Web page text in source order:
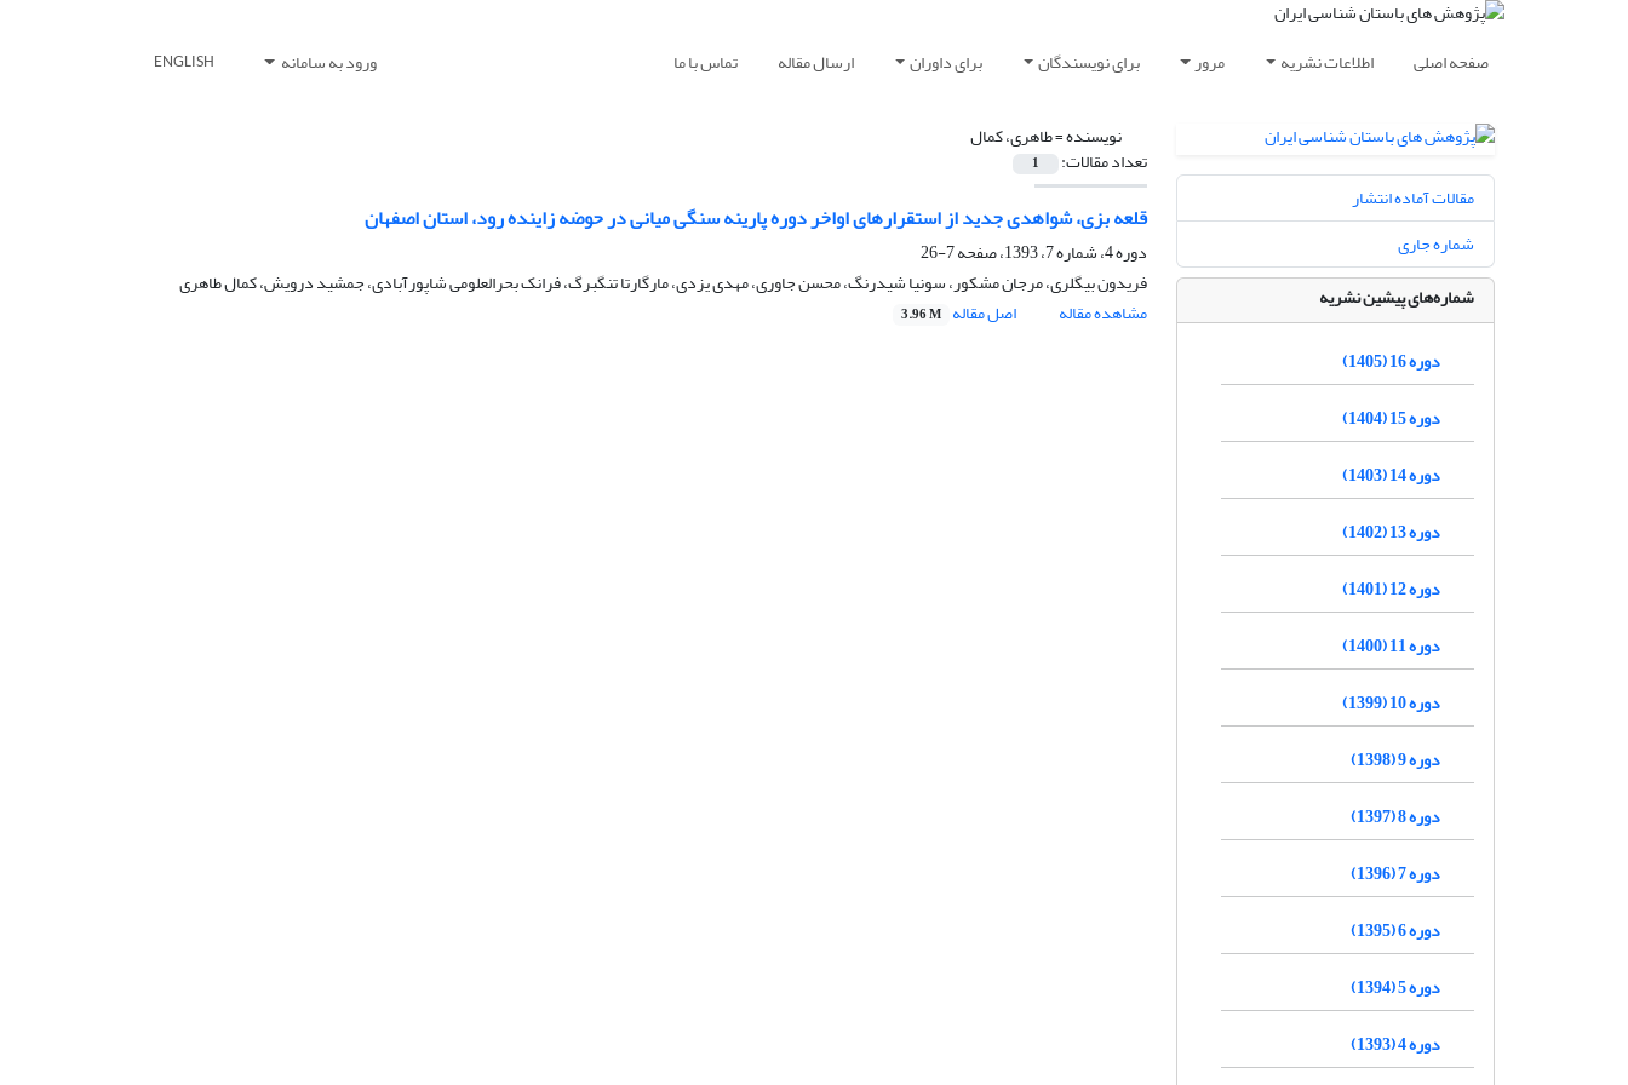
صفحه اصلی اطلاعات نشریه مرور برای نویسندگان برای داوران ارسال مقاله تماس با ما ورود به سامانه ENGLISH
نویسنده =طاهری، کمال
تعداد مقالات: 1
قلعه بزی، شواهدی جدید از استقرارهای اواخر دوره پارینه سنگی میانی در حوضه زاینده رود، استان اصفهان
دوره 4، شماره 7، 1393، صفحه
7-26
فریدون بیگلری، مرجان مشکور، سونیا شیدرنگ، محسن جاوری، مهدی یزدی، مارگارتا تنگبرگ، فرانک بحرالعلومی شاپورآبادی، جمشید درویش، کمال طاهری
مشاهده مقاله
اصل مقاله 3.96 M
مقالات آماده انتشار
شماره جاری
شماره‌های پیشین نشریه
دوره 16 (1405)
دوره 15 (1404)
دوره 14 (1403)
دوره 13 (1402)
دوره 12 (1401)
دوره 11 (1400)
دوره 10 (1399)
دوره 9 (1398)
دوره 8 (1397)
دوره 7 (1396)
دوره 6 (1395)
دوره 5 (1394)
دوره 4 (1393)